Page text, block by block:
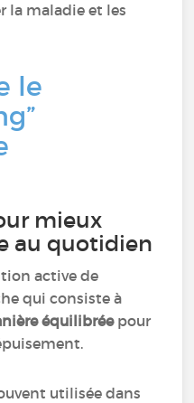
la maladie et les
le
mieux
au quotidien
active de
qui consiste à
équilibrée pour
utilisée dans